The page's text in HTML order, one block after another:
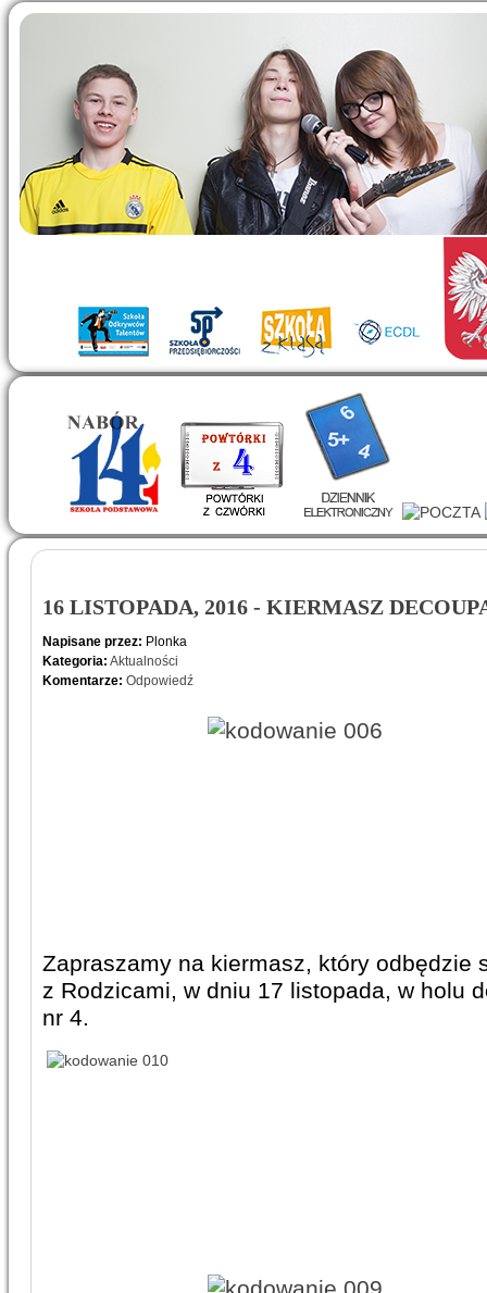
16 LISTOPADA, 2016 - KIERMASZ
Napisane przez: Plonka
Kategoria: Aktualności
Komentarze: Odpowiedź
Zapraszamy na kiermasz, który odbędzie
z Rodzicami, w dniu 17 listopada, w holu
nr 4.